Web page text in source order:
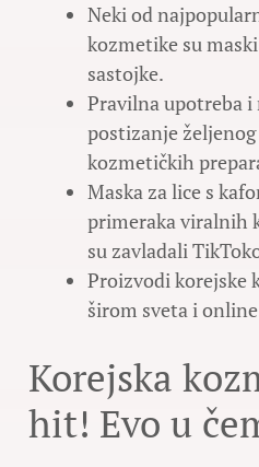
Neki od
kozmetike su
sastojke.
Pravilna upotreba i
postizanje
kozmetičkih
Maska za lice s
primeraka viralnih
su zavladali
Proizvodi korejske
širom sveta i
Korejska
hit! Evo u